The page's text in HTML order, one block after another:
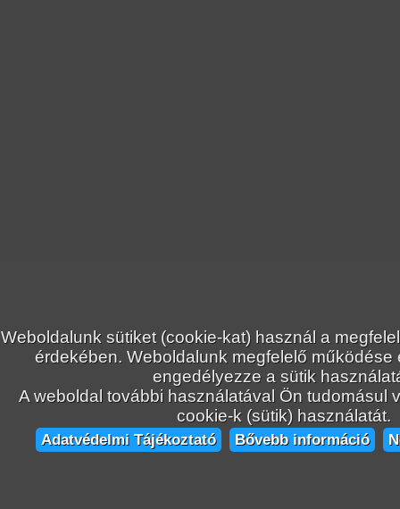
Weboldalunk sütiket (cookie-kat) használ a
érdekében. Weboldalunk megfelelő működése
engedélyezze a sütik
A weboldal további használatával Ön tudomásul
cookie-k (sütik) használatát.
Adatvédelmi Tájékoztató Bővebb információ